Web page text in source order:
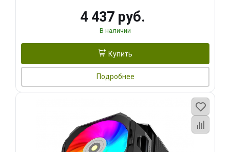
4 437 руб.
В наличии
Купить
Подробнее